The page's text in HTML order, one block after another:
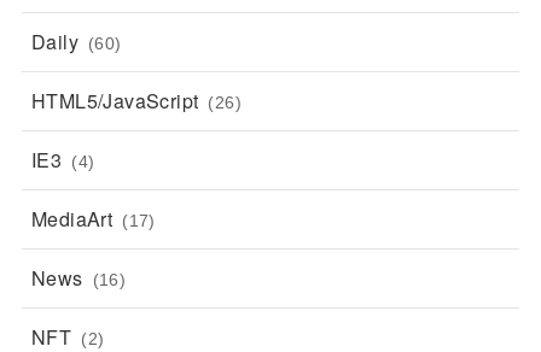
Daily (60)
HTML5/JavaScript (26)
IE3 (4)
MediaArt (17)
News (16)
NFT (2)